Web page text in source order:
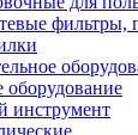
фильтры,
оборудование
инструмент